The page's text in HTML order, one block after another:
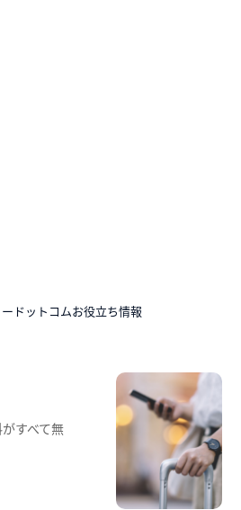
ドットコムお役立ち情報
すべて無